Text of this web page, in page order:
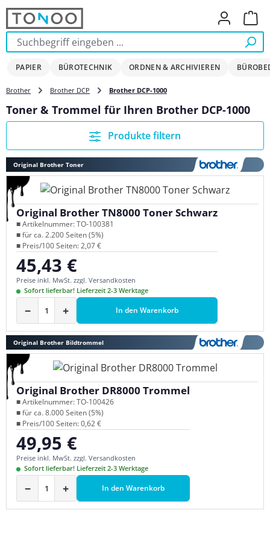
Zum Hauptinhalt springen
PAPIER BÜROTECHNIK ORDNEN & ARCHIVIEREN
Brother Brother DCP Brother DCP-1000
Toner & Trommel für Ihren Brother DCP-1000
Produkte filtern
Original Brother Toner
Original Brother TN8000 Toner Schwarz
■ Artikelnummer: TO-100381
■ für ca. 2.200 Seiten (5%)
■ Preis/100 Seiten: 2,07 €
Regulärer Preis:
45,43 €
Preise inkl. MwSt. zzgl. Versandkosten
Sofort lieferbar! Lieferzeit 2-3 Werktage
− + In den Warenkorb
Original Brother Bildtrommel
Original Brother DR8000 Trommel
■ Artikelnummer: TO-100426
■ für ca. 8.000 Seiten (5%)
■ Preis/100 Seiten: 0,62 €
Regulärer Preis:
49,95 €
Preise inkl. MwSt. zzgl. Versandkosten
Sofort lieferbar! Lieferzeit 2-3 Werktage
− + In den Warenkorb